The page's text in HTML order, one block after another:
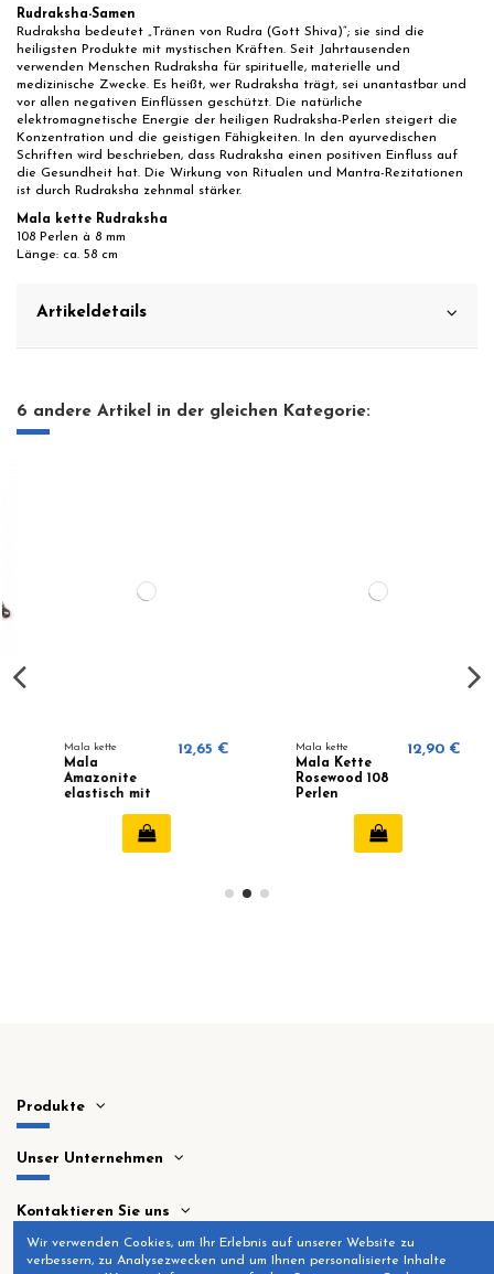
Rudraksha-Samen
Rudraksha bedeutet „Tränen von Rudra (Gott Shiva)“; sie sind die
heiligsten Produkte mit mystischen Kräften. Seit Jahrtausenden
verwenden Menschen Rudraksha für spirituelle, materielle und
medizinische Zwecke. Es heißt, wer Rudraksha trägt, sei unantastbar und
vor allen negativen Einflüssen geschützt. Die natürliche
elektromagnetische Energie der heiligen Rudraksha-Perlen steigert die
Konzentration und die geistigen Fähigkeiten. In den ayurvedischen
Schriften wird beschrieben, dass Rudraksha einen positiven Einfluss auf
die Gesundheit hat. Die Wirkung von Ritualen und Mantra-Rezitationen
ist durch Rudraksha zehnmal stärker.
Mala kette Rudraksha
108 Perlen à 8 mm
Länge: ca. 58 cm
Artikeldetails
6 andere Artikel in der gleichen Kategorie:
Mala kette
Mala
Amazonite
elastisch mit
12,65 € Mala kette
Mala Kette
Rosewood 108
Perlen
12,90 €
Produkte
Unser Unternehmen
Kontaktieren Sie uns
Wir verwenden Cookies, um Ihr Erlebnis auf unserer Website zu
verbessern, zu Analysezwecken und um Ihnen personalisierte Inhalte